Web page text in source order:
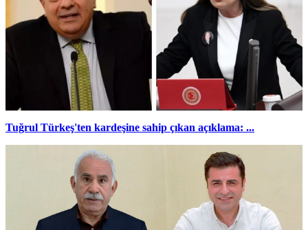
Tuğrul Türkeş'ten kardeşine sahip çıkan açıklama: ...